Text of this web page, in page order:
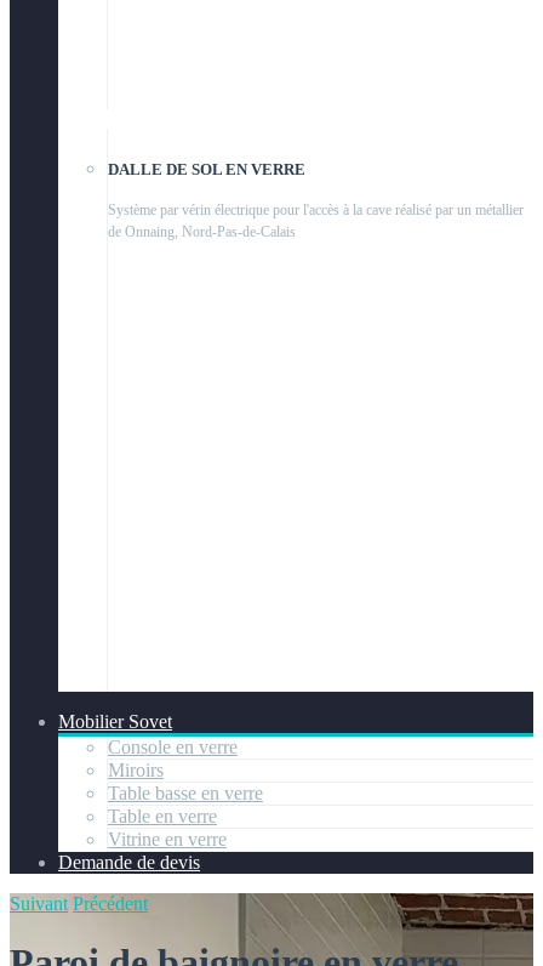
DALLE DE SOL EN VERRE
Système par vérin électrique pour l'accès à la cave réalisé par un métallier
de Onnaing, Nord-Pas-de-Calais
Mobilier Sovet
Console en verre
Miroirs
Table basse en verre
Table en verre
Vitrine en verre
Demande de devis
Suivant Précédent